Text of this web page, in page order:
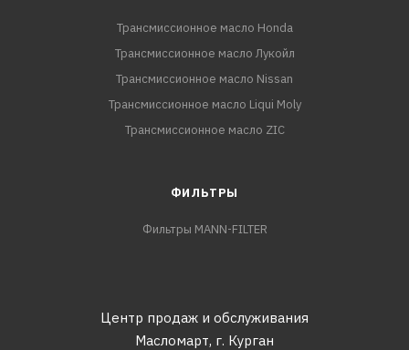
Трансмиссионное масло Honda
Трансмиссионное масло Лукойл
Трансмиссионное масло Nissan
Трансмиссионное масло Liqui Moly
Трансмиссионное масло ZIC
ФИЛЬТРЫ
Фильтры MANN-FILTER
Центр продаж и обслуживания
Масломарт, г. Курган